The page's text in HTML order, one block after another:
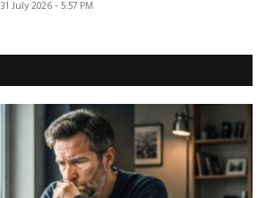
31 July 2026 - 5:57 PM